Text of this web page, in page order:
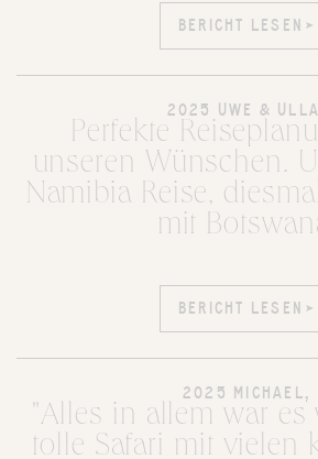
BERICHT LESEN
BERICHT LESEN
2025 UWE &
Perfekte
unseren Wünschen.
Namibia Reise,
mit
BERICHT LESEN
BERICHT LESEN
2025 MICHAEL,
"Alles in allem war es
tolle Safari mit vielen